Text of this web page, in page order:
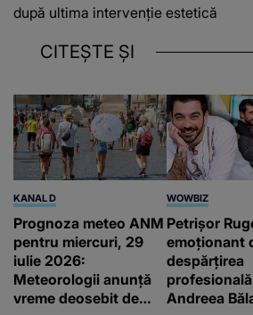
după ultima intervenție estetică
CITEȘTE ȘI
KANAL D
Prognoza meteo ANM
pentru miercuri, 29
iulie 2026:
Meteorologii anunță
vreme deosebit de
WOWBIZ
Petrișor
emoționant
despărțirea
Andreea